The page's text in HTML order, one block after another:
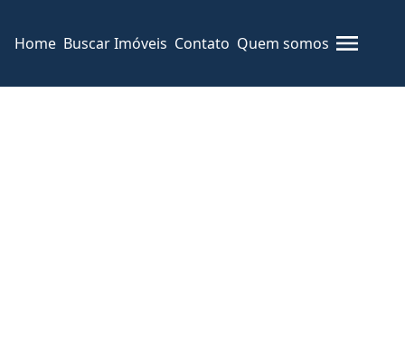
Home Buscar Imóveis Contato Quem somos